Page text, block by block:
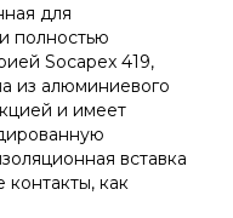
для
полностью
Socapex 419,
из алюминиевого
и имеет
вставка
контакты, как